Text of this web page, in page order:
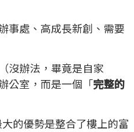
事處、高成長新創、需要
沒辦法，畢竟是自家
公室，而是一個「 完整的
的優勢是整合了樓上的富